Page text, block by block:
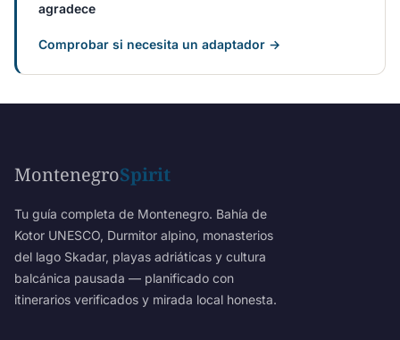
agradece
Comprobar si necesita un adaptador →
MontenegroSpirit
Tu guía completa de Montenegro. Bahía de
Kotor UNESCO, Durmitor alpino, monasterios
del lago Skadar, playas adriáticas y cultura
balcánica pausada — planificado con
itinerarios verificados y mirada local honesta.